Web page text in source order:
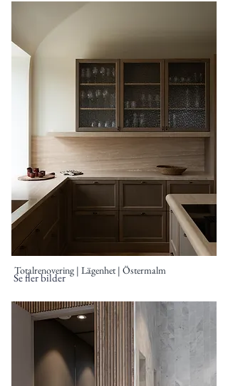
Totalrenovering | Lägenhet | Östermalm
Se fler bilder